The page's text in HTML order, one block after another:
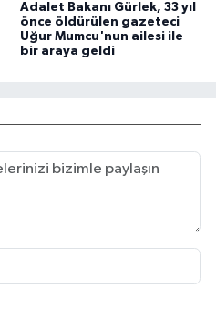
Adalet Bakanı Gürlek, 33 yıl
önce öldürülen gazeteci
Uğur Mumcu'nun ailesi ile
bir araya geldi